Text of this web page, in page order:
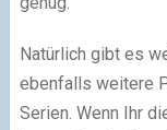
Natürlich gibt es
ebenfalls weitere
Serien. Wenn Ihr